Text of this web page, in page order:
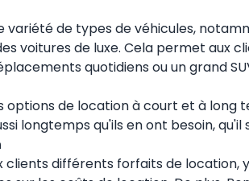
variété de types de véhicules,
voitures de luxe. Cela permet aux
quotidiens ou un grand
options de location à court et à long
longtemps qu'ils en ont besoin,
clients différents forfaits de